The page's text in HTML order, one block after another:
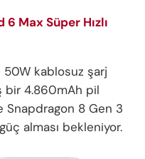
6 Max Süper Hızlı
50W kablosuz şarj
bir 4.860mAh pil
8 Gen 3
alması bekleniyor.